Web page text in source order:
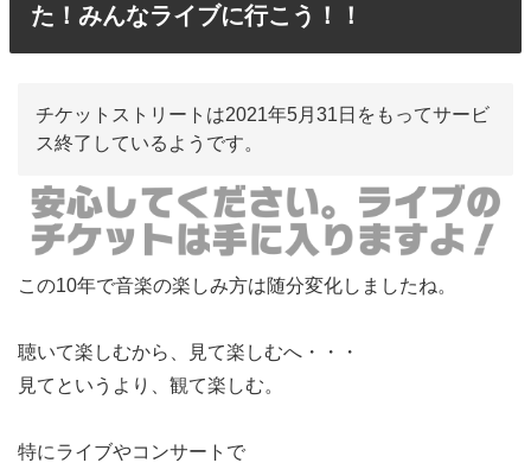
た！みんなライブに行こう！！
チケットストリートは2021年5月31日をもってサービ
ス終了しているようです。
この10年で音楽の楽しみ方は随分変化しましたね。
聴いて楽しむから、見て楽しむへ・・・
見てというより、観て楽しむ。
特にライブやコンサートで